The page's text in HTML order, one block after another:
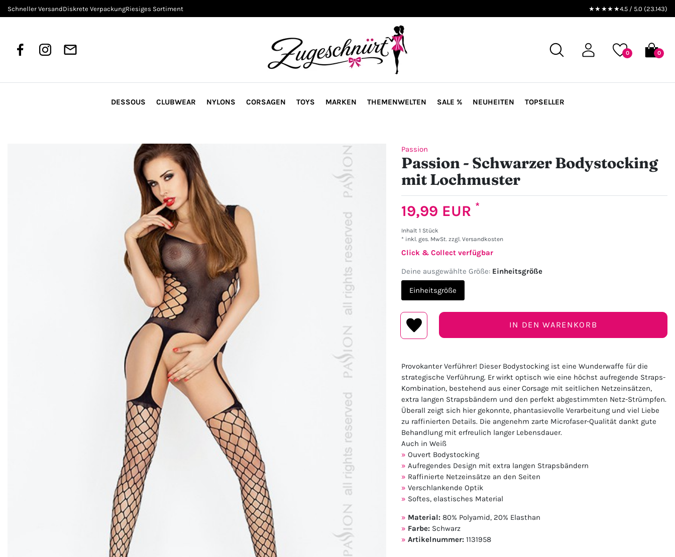
Schneller VersandDiskrete VerpackungRiesiges Sortiment ★★★★★4.5 / 5.0 (23.143)
0 0
DESSOUS CLUBWEAR NYLONS CORSAGEN TOYS MARKEN THEMENWELTEN SALE % NEUHEITEN TOPSELLER
Passion
Passion - Schwarzer Bodystocking
mit Lochmuster
19,99 EUR *
Inhalt 1 Stück
* inkl. ges. MwSt. zzgl. Versandkosten
Click & Collect verfügbar
Deine ausgewählte Größe: Einheitsgröße
Einheitsgröße
IN DEN WARENKORB
Provokanter Verführer! Dieser Bodystocking ist eine Wunderwaffe für die
strategische Verführung. Er wirkt optisch wie eine höchst aufregende Straps-
Kombination, bestehend aus einer Corsage mit seitlichen Netzeinsätzen,
extra langen Strapsbändern und den perfekt abgestimmten Netz-Strümpfen.
Überall zeigt sich hier gekonnte, phantasievolle Verarbeitung und viel Liebe
zu raffinierten Details. Die angenehm zarte Microfaser-Qualität dankt gute
Behandlung mit erfreulich langer Lebensdauer.
Auch in Weiß
Ouvert Bodystocking
Aufregendes Design mit extra langen Strapsbändern
Raffinierte Netzeinsätze an den Seiten
Verschlankende Optik
Softes, elastisches Material
Material: 80% Polyamid, 20% Elasthan
Farbe: Schwarz
Artikelnummer: 1131958